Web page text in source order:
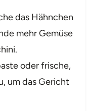
das Hähnchen
mehr Gemüse
oder frische,
um das Gericht